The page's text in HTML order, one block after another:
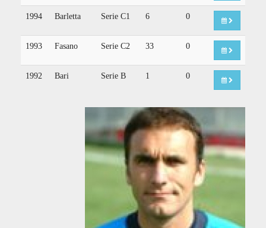
1994 Barletta Serie C1 6 0
1993 Fasano Serie C2 33 0
1992 Bari Serie B 1 0